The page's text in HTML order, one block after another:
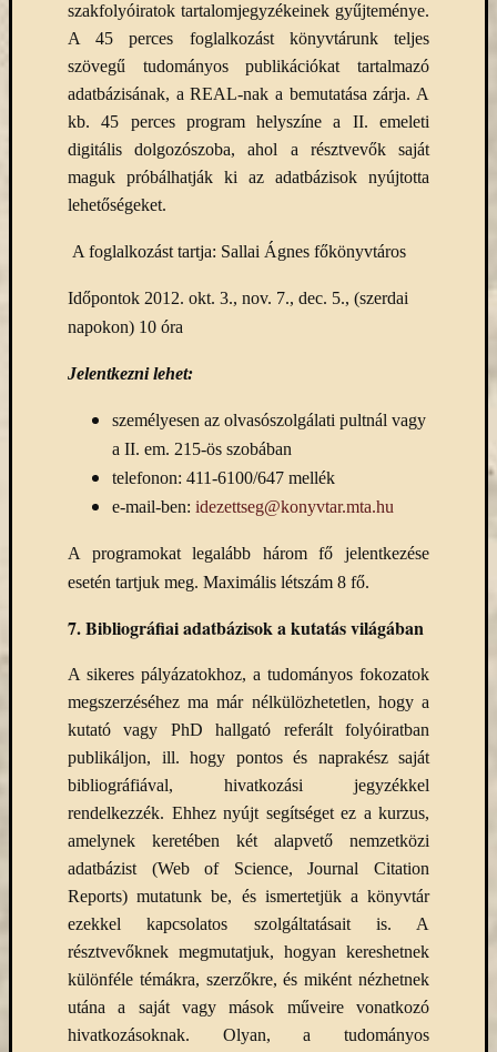
szakfolyóiratok tartalomjegyzékeinek gyűjteménye.
A 45 perces foglalkozást könyvtárunk teljes
szövegű tudományos publikációkat tartalmazó
adatbázisának, a REAL-nak a bemutatása zárja. A
kb. 45 perces program helyszíne a II. emeleti
digitális dolgozószoba, ahol a résztvevők saját
maguk próbálhatják ki az adatbázisok nyújtotta
lehetőségeket.
A foglalkozást tartja: Sallai Ágnes főkönyvtáros
Időpontok 2012. okt. 3., nov. 7., dec. 5., (szerdai
napokon) 10 óra
Jelentkezni lehet:
személyesen az olvasószolgálati pultnál vagy
a II. em. 215-ös szobában
telefonon: 411-6100/647 mellék
e-mail-ben: idezettseg@konyvtar.mta.hu
A programokat legalább három fő jelentkezése
esetén tartjuk meg. Maximális létszám 8 fő.
7.Bibliográfiai adatbázisok a kutatás világában
A sikeres pályázatokhoz, a tudományos fokozatok
megszerzéséhez ma már nélkülözhetetlen, hogy a
kutató vagy PhD hallgató referált folyóiratban
publikáljon, ill. hogy pontos és naprakész saját
bibliográfiával, hivatkozási jegyzékkel
rendelkezzék. Ehhez nyújt segítséget ez a kurzus,
amelynek keretében két alapvető nemzetközi
adatbázist (Web of Science, Journal Citation
Reports) mutatunk be, és ismertetjük a könyvtár
ezekkel kapcsolatos szolgáltatásait is. A
résztvevőknek megmutatjuk, hogyan kereshetnek
különféle témákra, szerzőkre, és miként nézhetnek
utána a saját vagy mások műveire vonatkozó
hivatkozásoknak. Olyan, a tudományos